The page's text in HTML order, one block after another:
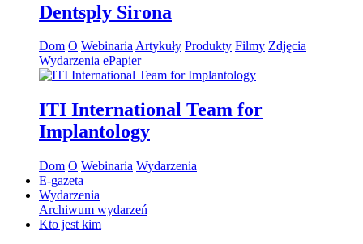
Dentsply Sirona
Dom O WebinariaArtykuły Produkty Filmy Zdjęcia
Wydarzenia ePapier
ITI International Team for
Implantology
Dom O Webinaria Wydarzenia
E-gazeta
Wydarzenia
Archiwum wydarzeń
Kto jest kim